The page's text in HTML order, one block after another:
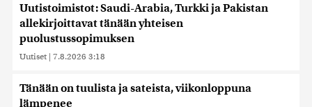
Uutistoimistot: Saudi-Arabia, Turkki ja Pakistan
allekirjoittavat tänään yhteisen
puolustussopimuksen
Uutiset | 7.8.2026 3:18
Tänään on tuulista ja sateista, viikonloppuna
lämpenee